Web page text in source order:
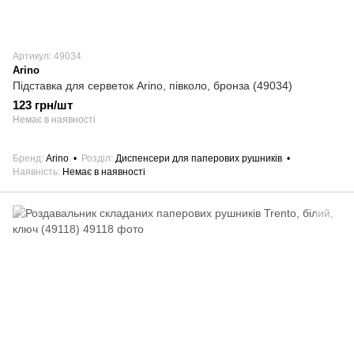
Артикул: 49034
Arino
Підставка для серветок Arino, півколо, бронза (49034)
123 грн/шт
Немає в наявності
Бренд Arino Розділ Диспенсери для паперових рушників
Наявність Немає в наявності